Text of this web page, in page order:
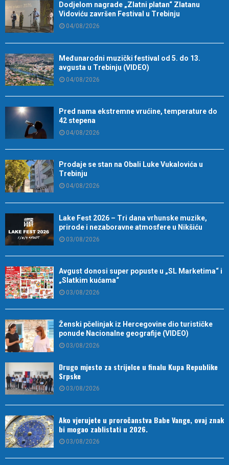
Dodjelom nagrade „Zlatni platan“ Zlatanu
Vidoviću završen Festival u Trebinju
04/08/2026
Međunarodni muzički festival od 5. do 13.
avgusta u Trebinju (VIDEO)
04/08/2026
Pred nama ekstremne vrućine, temperature do
42 stepena
04/08/2026
Prodaje se stan na Obali Luke Vukalovića u
Trebinju
04/08/2026
Lake Fest 2026 – Tri dana vrhunske muzike,
prirode i nezaboravne atmosfere u Nikšiću
03/08/2026
Avgust donosi super popuste u „SL Marketima“ i
„Slatkim kućama“
03/08/2026
Ženski pčelinjak iz Hercegovine dio turističke
ponude Nacionalne geografije (VIDEO)
03/08/2026
Drugo mjesto za strijelce u finalu Kupa Republike
Srpske
03/08/2026
Ako vjerujete u proročanstva Babe Vange, ovaj znak
bi mogao zablistati u 2026.
03/08/2026